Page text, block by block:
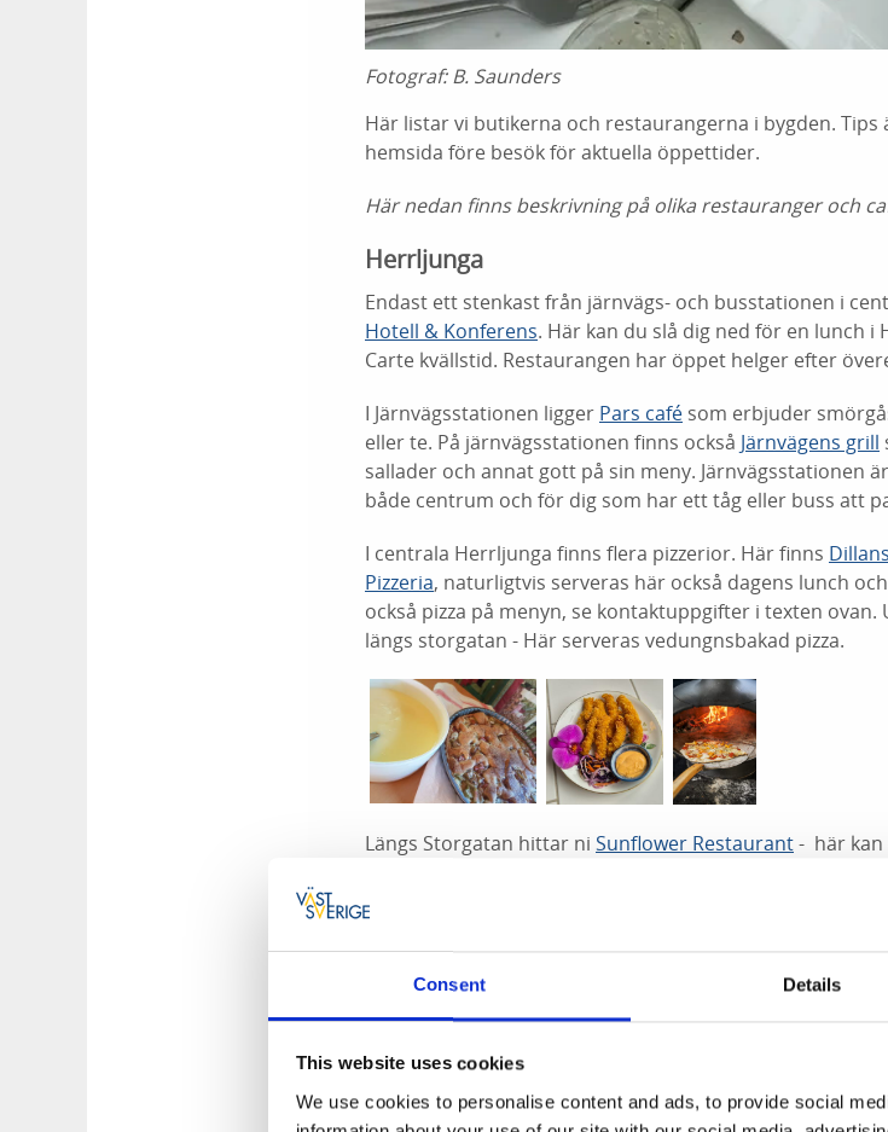
Consent Details
This website uses cookies
We use cookies to personalise content and ads, to provide social
Fotograf:B. Saunders
Här listar vi butikerna och restaurangerna i bygden.
hemsida före besök för aktuella öppettider.
Här nedan finns beskrivning på olika restauranger och
Herrljunga
Endast ett stenkast från järnvägs- och busstationen i
Hotell & Konferens. Här kan du slå dig ned för en lunch
Carte kvällstid. Restaurangen har öppet helger efter
I Järnvägsstationen ligger Pars café som erbjuder
eller te. På järnvägsstationen finns också Järnvägens grill
sallader och annat gott på sin meny. Järnvägsstationen
både centrum och för dig som har ett tåg eller buss att
I centrala Herrljunga finns flera pizzerior. Här finns
Pizzeria, naturligtvis serveras här också dagens lunch
också pizza på menyn, se kontaktuppgifter i texten ovan.
längs storgatan - Här serveras vedungnsbakad pizza.
Längs Storgatan hittar ni Sunflower Restaurant- här kan
Söker du en sushirestaurang så hittar du
vid
restaurangen eller ta med maten hem.
torsdagar. Tårtor och smörgåstårtor kan beställas hos
Blomdahls Cafésom ligger längs med Storgatan severas